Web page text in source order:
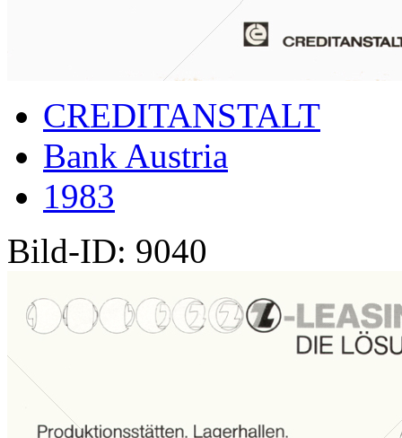
CREDITANSTALT
Bank Austria
1983
Bild-ID: 9040